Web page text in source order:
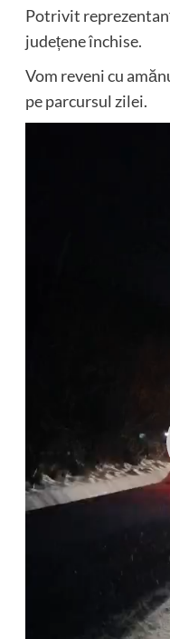
Potrivit
județene închise.
Vom reveni cu
pe parcursul zilei.